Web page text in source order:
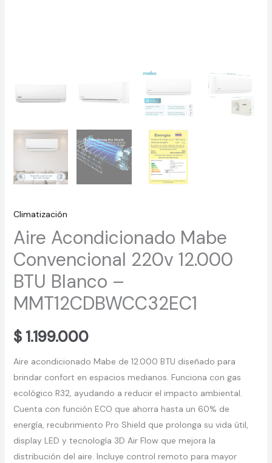
Climatización
Aire Acondicionado Mabe
Convencional 220v 12.000
BTU Blanco –
MMT12CDBWCC32EC1
$1.199.000
Aire acondicionado Mabe de 12.000 BTU diseñado para
brindar confort en espacios medianos. Funciona con gas
ecológico R32, ayudando a reducir el impacto ambiental.
Cuenta con función ECO que ahorra hasta un 60% de
energía, recubrimiento Pro Shield que prolonga su vida útil,
display LED y tecnología 3D Air Flow que mejora la
distribución del aire. Incluye control remoto para mayor